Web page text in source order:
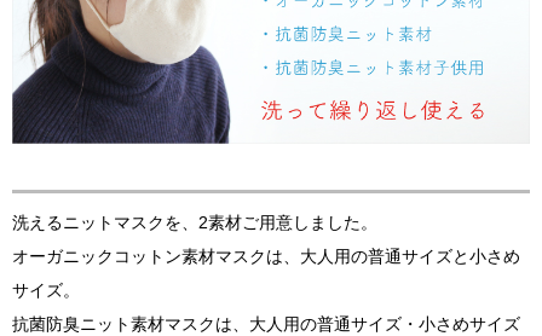
レギンス・インナー
服飾雑貨
SALE ITEM
福袋
ブランド
洗えるニットマスクを、2素材ご用意しました。
オーガニックコットン素材マスクは、大人用の普通サイズと小さめ
サイズ。
抗菌防臭ニット素材マスクは、大人用の普通サイズ・小さめサイズ